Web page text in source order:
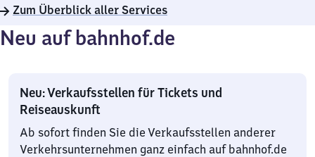
Zum Überblick aller Services
Neu auf bahnhof.de
Neu: Verkaufsstellen für Tickets und
Reiseauskunft
Ab sofort finden Sie die Verkaufsstellen anderer
Verkehrsunternehmen ganz einfach auf bahnhof.de